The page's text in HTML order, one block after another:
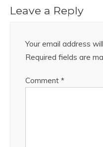
Leave a Reply
Your email address
Required fields are
Comment *